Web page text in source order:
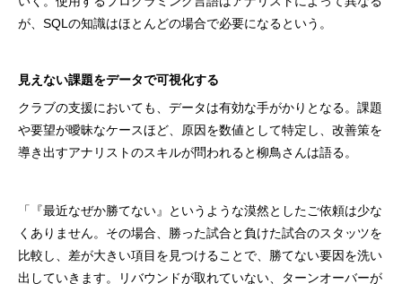
が、SQLの知識はほとんどの場合で必要になるという。
見えない課題をデータで可視化する
クラブの支援においても、データは有効な手がかりとなる。課題
や要望が曖昧なケースほど、原因を数値として特定し、改善策を
導き出すアナリストのスキルが問われると柳鳥さんは語る。
「『最近なぜか勝てない』というような漠然としたご依頼は少な
くありません。その場合、勝った試合と負けた試合のスタッツを
比較し、差が大きい項目を見つけることで、勝てない要因を洗い
出していきます。リバウンドが取れていない、ターンオーバーが